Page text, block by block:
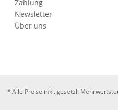
Zahlung
Newsletter
Über uns
* Alle Preise inkl. gesetzl.